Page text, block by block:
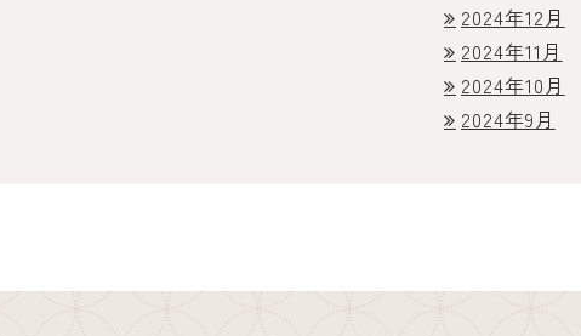
2024年12月
2024年11月
2024年10月
2024年9月